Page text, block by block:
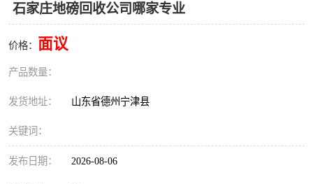
石家庄地磅回收公司哪家专业
价格： 面议
产品数量：
发货地址： 山东省德州宁津县
关键词：
发布日期： 2026-08-06